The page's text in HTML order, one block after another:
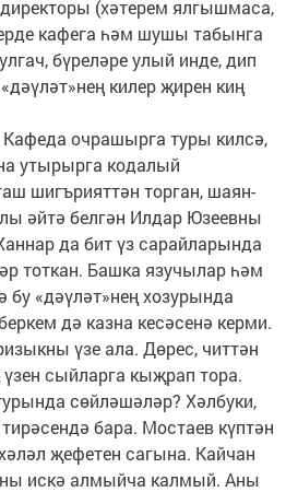
(хәтерем ялгышмаса,
кафега һәм шушы табынга
бүреләре улый инде, дип
килер җирен киң
Кафеда очрашырга туры килсә,
утырырга кодалый
шигърияттән торган, шаян-
әйтә белгән Илдар Юзеевны
да бит үз сарайларында
тоткан. Башка язучылар һәм
бу «дәүләт»нең хозурында
дә казна кесәсенә керми.
үзе ала. Дөрес, читтән
үзен сыйларга кыҗрап тора.
сөйләшәләр? Хәлбуки,
бара. Мостаев күптән
җефетен сагына. Кайчан
искә алмыйча калмый. Аны